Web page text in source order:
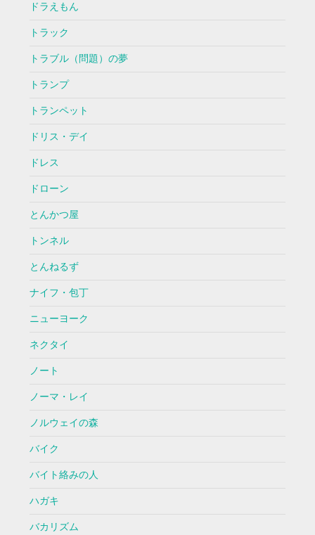
ドラえもん
トラック
トラブル（問題）の夢
トランプ
トランペット
ドリス・デイ
ドレス
ドローン
とんかつ屋
トンネル
とんねるず
ナイフ・包丁
ニューヨーク
ネクタイ
ノート
ノーマ・レイ
ノルウェイの森
バイク
バイト絡みの人
ハガキ
バカリズム